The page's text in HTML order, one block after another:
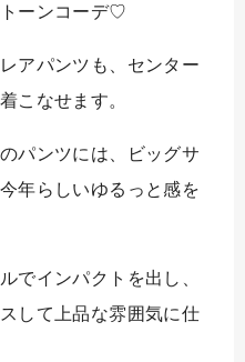
ーンコーデ♡
アパンツも、センター
こなせます。
パンツには、ビッグサ
年らしいゆるっと感を
でインパクトを出し、
して上品な雰囲気に仕